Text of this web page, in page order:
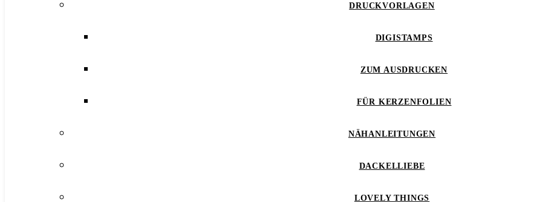
DRUCKVORLAGEN
DIGISTAMPS
ZUM AUSDRUCKEN
FÜR KERZENFOLIEN
NÄHANLEITUNGEN
DACKELLIEBE
LOVELY THINGS